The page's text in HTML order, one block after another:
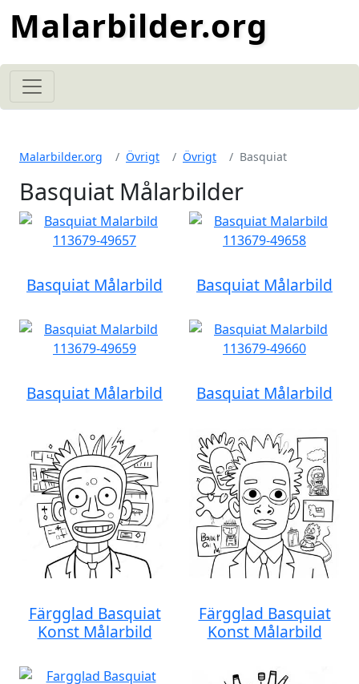
Malarbilder.org
Malarbilder.org Övrigt Övrigt Basquiat
Basquiat Målarbilder
Basquiat Målarbild Basquiat Målarbild
Basquiat Målarbild Basquiat Målarbild
Färgglad Basquiat
Konst Målarbild
Färgglad Basquiat
Konst Målarbild